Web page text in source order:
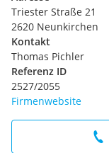
Triester Straße 21
2620 Neunkirchen
Kontakt
Thomas Pichler
Referenz ID
2527/2055
Firmenwebsite